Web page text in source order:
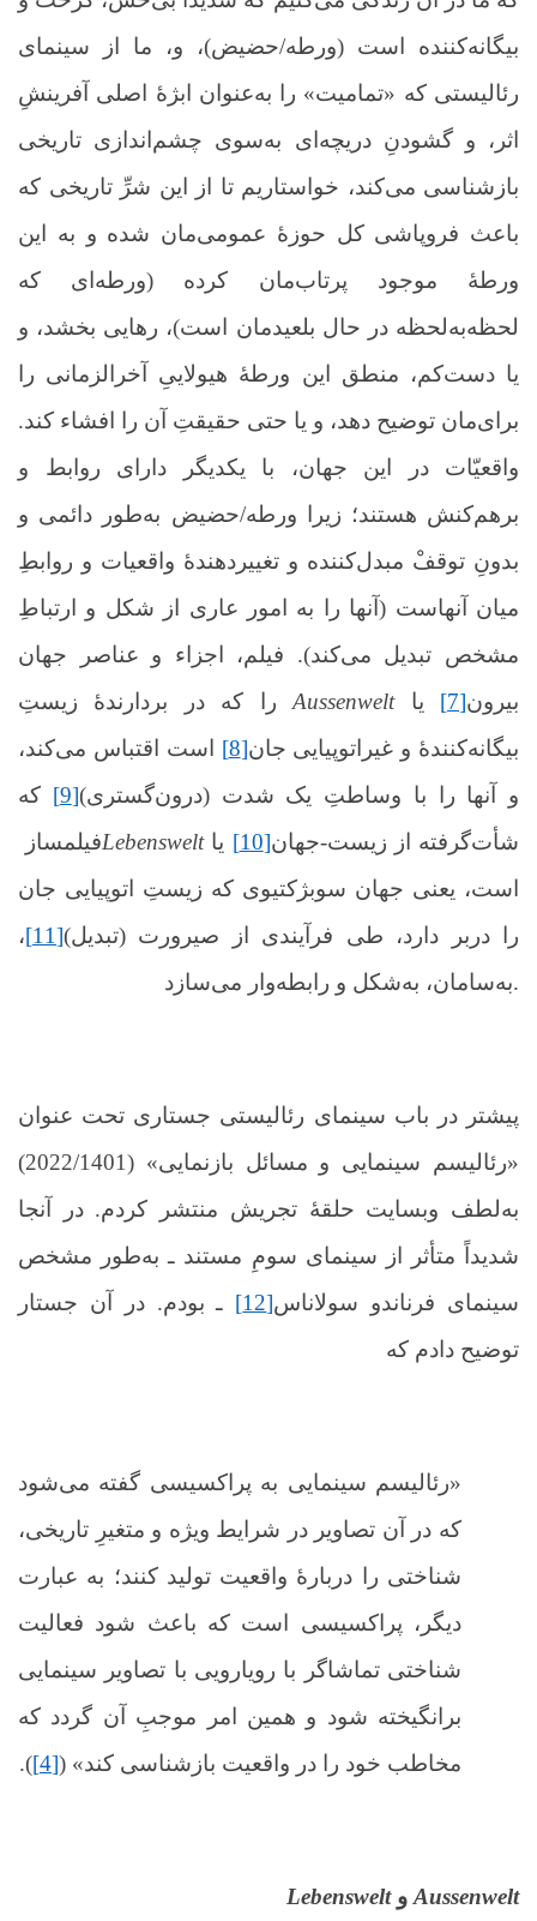
بیگانه‌کننده است (ورطه/حضیض)، و، ما از سینمای
رئالیستی که «تمامیت» را به‌عنوان ابژۀ اصلی آفرینشِ
اثر، و گشودنِ دریچه‌ای به‌سوی چشم‌اندازی تاریخی
بازشناسی می‌کند، خواستاریم تا از این شرِّ تاریخی که
باعث فروپاشی کل حوزۀ عمومی‌مان شده و به این
ورطۀ موجود پرتاب‌مان کرده (ورطه‌ای که
لحظه‌به‌لحظه در حال بلعیدمان است)، رهایی‌ بخشد، و
یا دست‌کم، منطق این ورطۀ هیولاییِ آخرالزمانی را
برای‌مان توضیح دهد، و یا حتی حقیقتِ آن را افشاء کند.
واقعیّات در این جهان، با یکدیگر دارای روابط و
برهم‌کنش هستند؛ زیرا ورطه/حضیض به‌طور دائمی و
بدونِ توقفْ مبدل‌کننده و تغییردهندۀ واقعیات و روابطِ
میان آنهاست (آنها را به امور عاری از شکل و ارتباطِ
مشخص تبدیل می‌کند). فیلم، اجزاء و عناصر ‌جهان‌
بیرون[7] یاAussenweltرا که در بردارندۀ زیستِ
بیگانه‌کنندۀ و غیراتوپیایی جان[8]
است اقتباس می‌کند،
و آنها را با وساطتِ یک شدت (درون‌گستری)[9]
که
شأت‌گرفته از زیست-‌جهان[10] یاLebenswelt
است، یعنی جهان سوبژکتیوی که زیستِ اتوپیایی جان
را دربر دارد، طی فرآیندی از صیرورت (تبدیل)[11]
،
به‌سامان، به‌شکل و رابطه‌وار می‌سازد.
پیشتر در باب سینمای رئالیستی جستاری تحت عنوان
«رئالیسم سینمایی و مسائل بازنمایی» (2022/1401)
به‌لطف وبسایت حلقۀ تجریش منتشر کردم. در آنجا
شدیداً متأثر از سینمای سومِ مستند ـ به‌طور مشخص
سینمای فرناندو سولاناس[12]
ـ بودم. در آن جستار
توضیح دادم که
«رئالیسم سینمایی به پراکسیسی گفته می‌شود
که در آن تصاویر در شرایط ویژه و متغیرِ تاریخی،
شناختی را دربارۀ واقعیت تولید کنند؛ به عبارت
دیگر، پراکسیسی است که باعث شود فعالیت
شناختی تماشاگر با رویارویی با تصاویر سینمایی
برانگیخته شود و همین امر موجبِ آن ‌گردد که
مخاطب خود را در واقعیت بازشناسی کند» ([4]
).
Lebenswelt وAussenwelt